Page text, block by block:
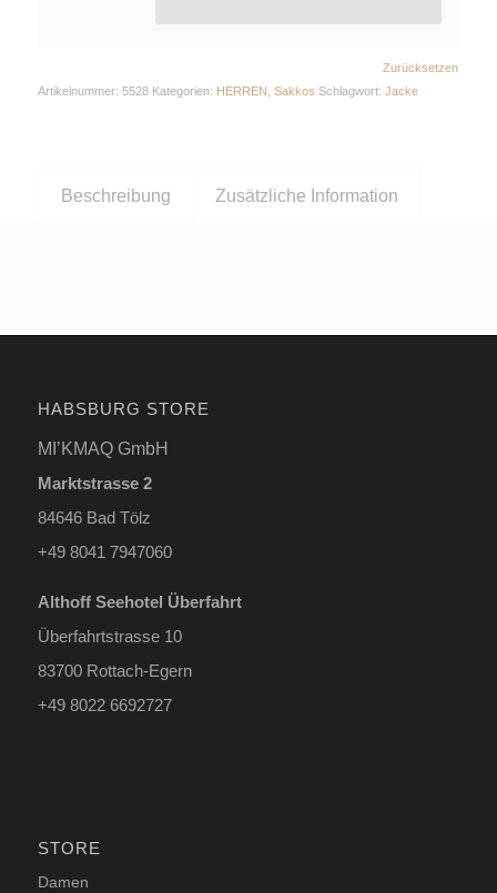
Zurücksetzen
Artikelnummer: 5528 Kategorien: HERREN Sakkos Schlagwort: Jacke
Beschreibung Zusätzliche Information
HABSBURG STORE
MI’KMAQ GmbH
Marktstrasse 2
84646 Bad Tölz
+49 8041 7947060
Althoff Seehotel Überfahrt
Überfahrtstrasse 10
83700 Rottach-Egern
+49 8022 6692727
STORE
Damen